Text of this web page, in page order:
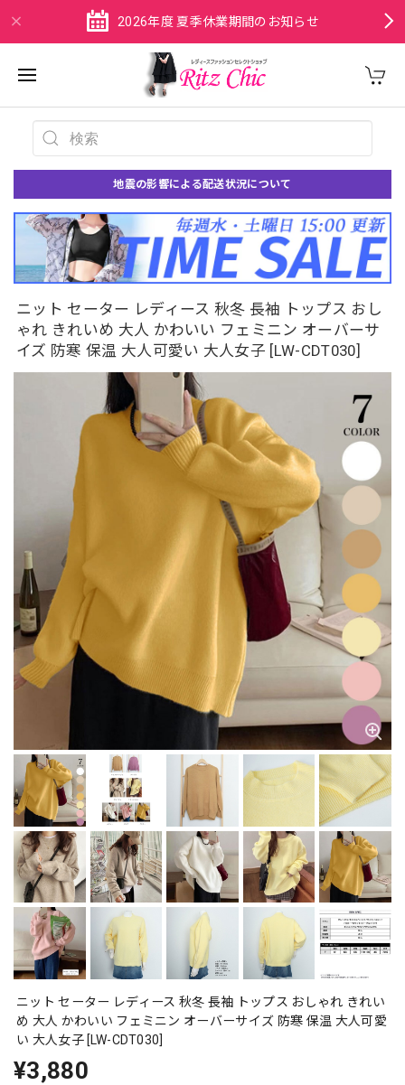
2026年度 夏季休業期間のお知らせ
地震の影響による配送状況について
ニット セーター レディース 秋冬 長袖 トップス おし
ゃれ きれいめ 大人 かわいい フェミニン オーバーサ
イズ 防寒 保温 大人可愛い 大人女子 [LW-CDT030]
ニット セーター レディース 秋冬 長袖 トップス おしゃれ きれい
め 大人 かわいい フェミニン オーバーサイズ 防寒 保温 大人可愛
い 大人女子 [LW-CDT030]
¥3,880